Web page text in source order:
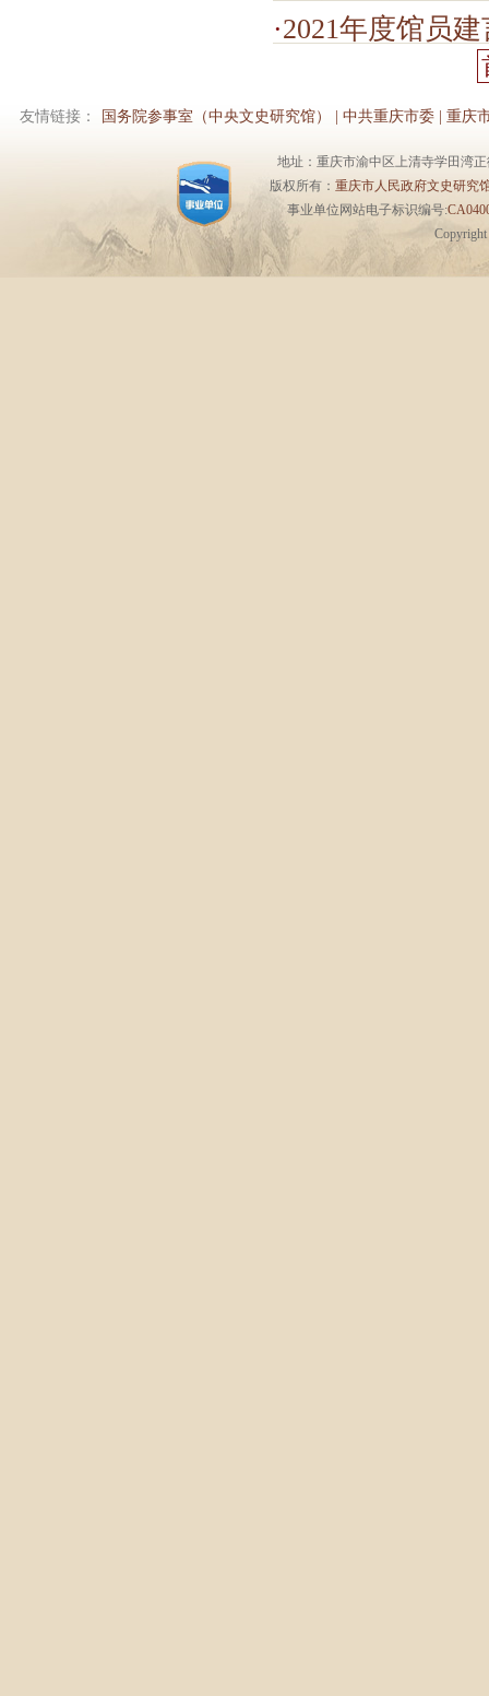
·2021年度馆员
友情链接： 国务院参事室（中央文史研究馆） 中共重庆市委 重庆
地址：重庆市渝中区上清寺学田湾
版权所有： 重庆市人民政府文史研究
事业单位网站电子标识编号: